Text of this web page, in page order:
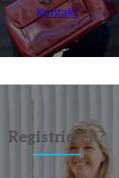
Kontakt
Registrieren?